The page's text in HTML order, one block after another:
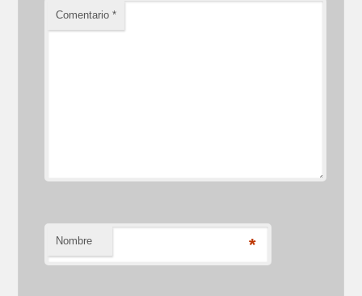
Comentario*
Nombre *